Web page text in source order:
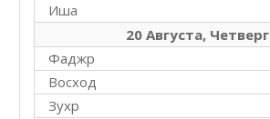
Иша
20 Августа, Четверг
Фаджр
Восход
Зухр